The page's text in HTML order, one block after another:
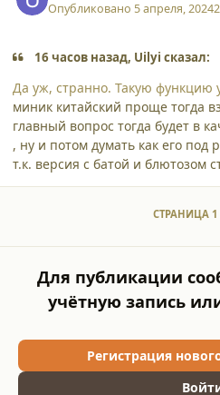
Опубликовано 5 апреля, 2024
16 часов назад, Uilyi сказал:
Да уж, странно. Такую функцию
миник китайский проще тогда
главный вопрос тогда будет в
, ну и потом думать как его под
т.к. версия с батой и блютозом
СТРАНИЦА 1
Для публикации
учётную запись
Регистрация